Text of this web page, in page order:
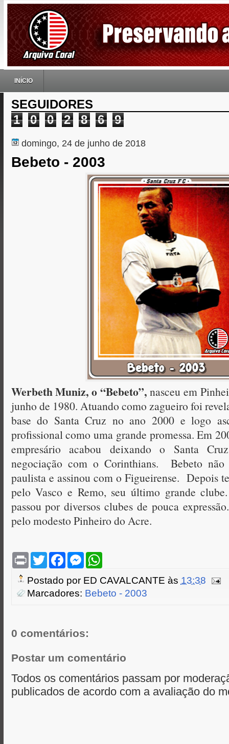
INÍCIO
SEGUIDORES
1
0 0 2 8 6 9
domingo, 24 de junho de 2018
Bebeto - 2003
Werbeth Muniz, o “Bebeto”, nasceu em
junho de 1980. Atuando como zagueiro foi
base do Santa Cruz no ano 2000 e logo
profissional como uma grande promessa. Em
empresário acabou deixando o Santa
negociação com o Corinthians. Bebeto
paulista e assinou com o Figueirense. Depois
pelo Vasco e Remo, seu último grande
passou por diversos clubes de pouca
pelo modesto Pinheiro do Acre.
P
n
t
T
w
t
e
F
e
b
o
M
s
e
n
W
t
A
Postado por ED CAVALCANTE às 13:38
Marcadores: Bebeto - 2003
0 comentários:
Postar um comentário
Todos os comentários passam por
publicados de acordo com a avaliação do